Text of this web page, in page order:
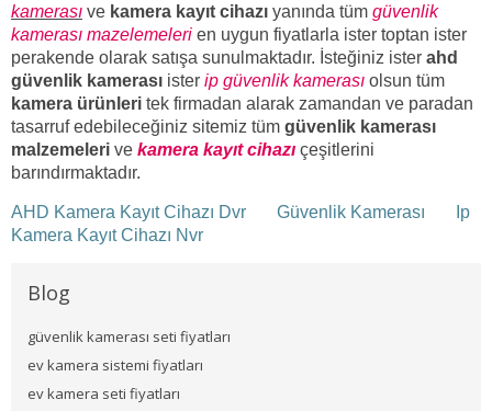
kamerası ve kamera kayıt cihazı yanında tüm güvenlik
kamerası mazelemeleri en uygun fiyatlarla ister toptan ister
perakende olarak satışa sunulmaktadır. İsteğiniz ister ahd
güvenlik kamerası ister ip güvenlik kamerası olsun tüm
kamera ürünleri tek firmadan alarak zamandan ve paradan
tasarruf edebileceğiniz sitemiz tüm güvenlik kamerası
malzemeleri ve kamera kayıt cihazı çeşitlerini
barındırmaktadır.
AHD Kamera Kayıt Cihazı Dvr Güvenlik Kamerası
Ip
Kamera Kayıt Cihazı Nvr
Blog
güvenlik kamerası seti fiyatları
ev kamera sistemi fiyatları
ev kamera seti fiyatları